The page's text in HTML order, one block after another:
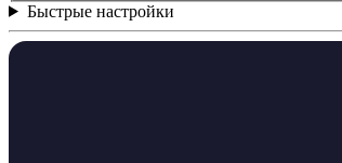
Быстрые настройки